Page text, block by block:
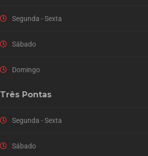
Segunda - Sexta
Sábado
Domingo
Três Pontas
Segunda - Sexta
Sábado